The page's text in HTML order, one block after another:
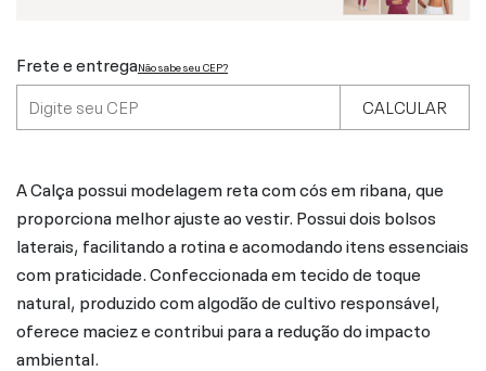
Frete e entregaNão sabe seu CEP?
CALCULAR
A Calça possui modelagem reta com cós em ribana, que
proporciona melhor ajuste ao vestir. Possui dois bolsos
laterais, facilitando a rotina e acomodando itens essenciais
com praticidade. Confeccionada em tecido de toque
natural, produzido com algodão de cultivo responsável,
oferece maciez e contribui para a redução do impacto
ambiental.